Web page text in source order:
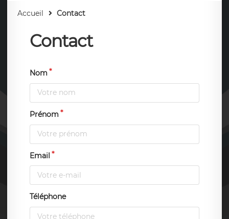
Accueil Contact
Contact
Nom
Prénom
Email
Téléphone